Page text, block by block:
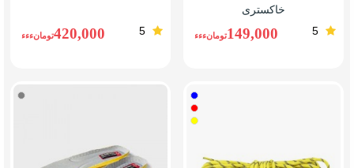
خاکستری
5
149,000تومانءءء 5
420,000تومانءءء
آبی
قرمز
زرد